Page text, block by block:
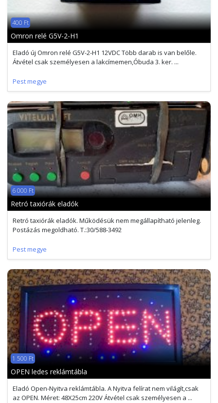
400 Ft
Omron relé G5V-2-H1
Eladó új Omron relé G5V-2-H1 12VDC Több darab is van belőle.
Átvétel csak személyesen a lakcímemen,Óbuda 3. ker. ...
Pest megye
6 000 Ft
Retró taxiórák eladók
Retró taxiórák eladók. Működésük nem megállapítható jelenleg.
Postázás megoldható. T.:30/588-3492
Pest megye
1 500 Ft
OPEN ledes reklámtábla
Eladó Open-Nyitva reklámtábla. A Nyitva felírat nem világít,csak
az OPEN. Méret: 48X25cm 220V Átvétel csak személyesen a ...